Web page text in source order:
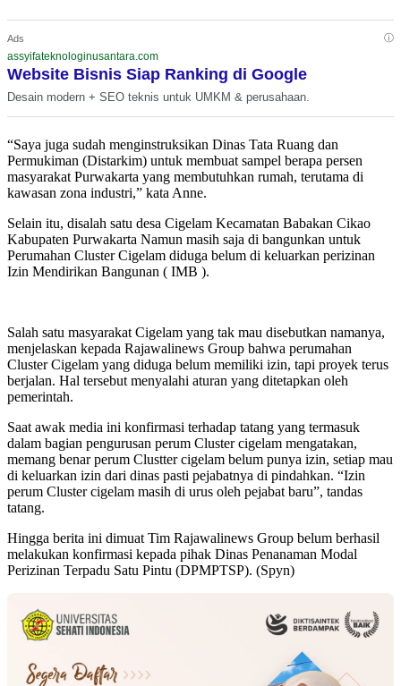
Ads ⓘ
assyifateknologinusantara.com
Website Bisnis Siap Ranking di Google
Desain modern + SEO teknis untuk UMKM & perusahaan.
“Saya juga sudah menginstruksikan Dinas Tata Ruang dan
Permukiman (Distarkim) untuk membuat sampel berapa persen
masyarakat Purwakarta yang membutuhkan rumah, terutama di
kawasan zona industri,” kata Anne.
Selain itu, disalah satu desa Cigelam Kecamatan Babakan Cikao
Kabupaten Purwakarta Namun masih saja di bangunkan untuk
Perumahan Cluster Cigelam diduga belum di keluarkan perizinan
Izin Mendirikan Bangunan ( IMB ).
Salah satu masyarakat Cigelam yang tak mau disebutkan namanya,
menjelaskan kepada Rajawalinews Group bahwa perumahan
Cluster Cigelam yang diduga belum memiliki izin, tapi proyek terus
berjalan. Hal tersebut menyalahi aturan yang ditetapkan oleh
pemerintah.
Saat awak media ini konfirmasi terhadap tatang yang termasuk
dalam bagian pengurusan perum Cluster cigelam mengatakan,
memang benar perum Clustter cigelam belum punya izin, setiap mau
di keluarkan izin dari dinas pasti pejabatnya di pindahkan. “Izin
perum Cluster cigelam masih di urus oleh pejabat baru”, tandas
tatang.
Hingga berita ini dimuat Tim Rajawalinews Group belum berhasil
melakukan konfirmasi kepada pihak Dinas Penanaman Modal
Perizinan Terpadu Satu Pintu (DPMPTSP). (Spyn)